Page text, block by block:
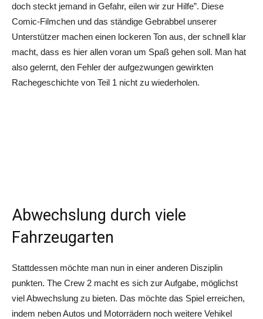
doch steckt jemand in Gefahr, eilen wir zur Hilfe”. Diese
Comic-Filmchen und das ständige Gebrabbel unserer
Unterstützer machen einen lockeren Ton aus, der schnell klar
macht, dass es hier allen voran um Spaß gehen soll. Man hat
also gelernt, den Fehler der aufgezwungen gewirkten
Rachegeschichte von Teil 1 nicht zu wiederholen.
Abwechslung durch viele
Fahrzeugarten
Stattdessen möchte man nun in einer anderen Disziplin
punkten. The Crew 2 macht es sich zur Aufgabe, möglichst
viel Abwechslung zu bieten. Das möchte das Spiel erreichen,
indem neben Autos und Motorrädern noch weitere Vehikel